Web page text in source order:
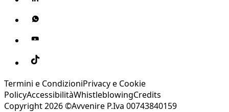
Termini e CondizioniPrivacy e Cookie
PolicyAccessibilitàWhistleblowingCredits
Copyright 2026 ©Avvenire P.Iva 00743840159